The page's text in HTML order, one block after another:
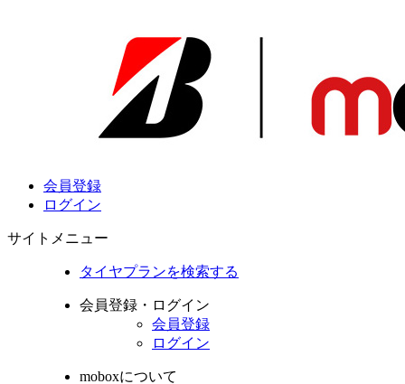
会員登録
ログイン
サイトメニュー
タイヤプランを検索する
会員登録・ログイン
会員登録
ログイン
moboxについて